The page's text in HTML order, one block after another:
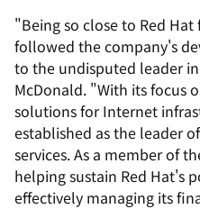
"Being so close to Red Hat
followed the company's
to the undisputed leader
McDonald. "With its focus
solutions for Internet
established as the leader
services. As a member of
helping sustain Red Hat's
effectively managing its